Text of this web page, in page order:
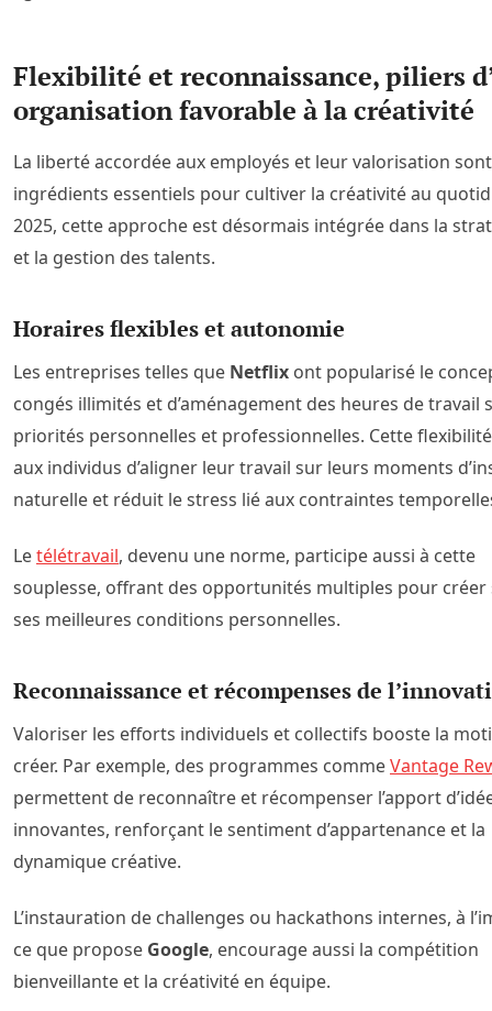
Flexibilité et reconnaissance, piliers
organisation favorable à la créativité
La liberté accordée aux employés et leur valorisation
ingrédients essentiels pour cultiver la créativité au
2025, cette approche est désormais intégrée dans la
et la gestion des talents.
Horaires flexibles et autonomie
Les entreprises telles que Netflix ont popularisé le
congés illimités et d’aménagement des heures de travail
priorités personnelles et professionnelles. Cette
aux individus d’aligner leur travail sur leurs moments
naturelle et réduit le stress lié aux contraintes
Letélétravail, devenu une norme, participe aussi à cette
souplesse, offrant des opportunités multiples pour créer
ses meilleures conditions personnelles.
Reconnaissance et récompenses de
Valoriser les efforts individuels et collectifs booste la
créer. Par exemple, des programmes commeVantage
permettent de reconnaître et récompenser l’apport
innovantes, renforçant le sentiment d’appartenance et la
dynamique créative.
L’instauration de challenges ou hackathons internes, à
ce que propose Google, encourage aussi la compétition
bienveillante et la créativité en équipe.